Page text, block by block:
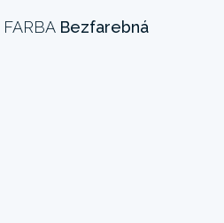
FARBA Bezfarebná